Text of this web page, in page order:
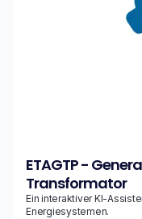
ETAGTP -
Transformator
Ein interaktiver KI-
Energiesystemen.